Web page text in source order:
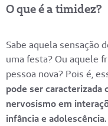
O que é a timidez?
Sabe aquela sensação
uma festa? Ou aquele
pessoa nova? Pois é,
pode ser caracterizada
nervosismo em
infância e adolescência.